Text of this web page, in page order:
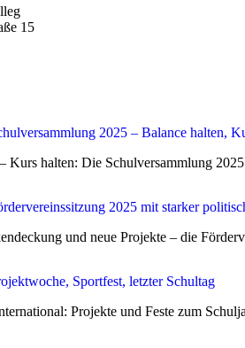
15
2025 – Balance halten,
Kurs hal­ten: Die Schul­ver­samm­lung
2025 mit starker
und neue Pro­jek­te – die
Sportfest, letzter Schultag
Pro­jek­te und Fes­te zum